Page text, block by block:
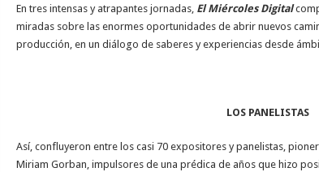
En tres intensas y atrapantes jornadas, El Miércoles Digital
miradas sobre las enormes oportunidades de abrir nuevos
producción, en un diálogo de saberes y experiencias desde
LOS PANELISTAS
Así, confluyeron entre los casi 70 expositores y panelistas,
Miriam Gorban, impulsores de una prédica de años que hizo